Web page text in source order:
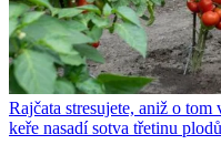
Rajčata stresujete, aniž o
keře nasadí sotva třetinu plodů